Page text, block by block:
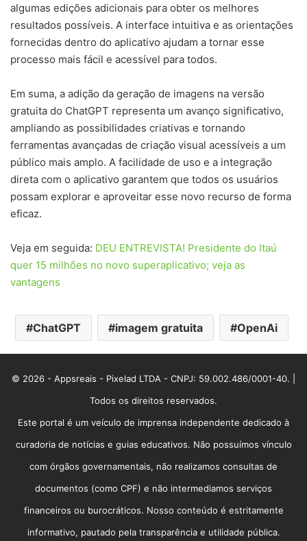
algumas edições adicionais para obter os melhores
resultados possíveis. A interface intuitiva e as orientações
fornecidas dentro do aplicativo ajudam a tornar esse
processo mais fácil e acessível para todos.
Em suma, a adição da geração de imagens na versão
gratuita do ChatGPT representa um avanço significativo,
ampliando as possibilidades criativas e tornando
ferramentas avançadas de criação visual acessíveis a um
público mais amplo. A facilidade de uso e a integração
direta com o aplicativo garantem que todos os usuários
possam explorar e aproveitar esse novo recurso de forma
eficaz.
Veja em seguida: DEU ENTREVISTA! Presidente do Itaú
quer 15 milhões no novo superaplicativo; veja as
vantagens
ChatGPT imagem gratuita OpenAi
© 2026 - Appsreais - Pixelad LTDA - CNPJ: 59.002.486/0001-40. |
Todos os direitos reservados.
Este portal é um veículo de imprensa independente dedicado à
curadoria de notícias e guias educativos. Não possuímos vínculo
com órgãos governamentais, não realizamos consultas de
documentos (como CPF) e não intermediamos serviços
financeiros ou burocráticos. Nosso conteúdo é estritamente
informativo, pautado pela transparência e utilidade pública.